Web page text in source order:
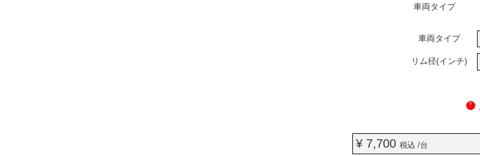
車両タイプ
車両タイプ
リム径(インチ)
?
¥ 7,700税込 /台